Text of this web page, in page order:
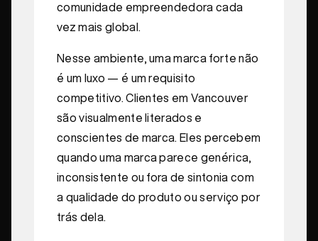
comunidade empreendedora cada
vez mais global.
Nesse ambiente, uma marca forte não
é um luxo — é um requisito
competitivo. Clientes em Vancouver
são visualmente literados e
conscientes de marca. Eles percebem
quando uma marca parece genérica,
inconsistente ou fora de sintonia com
a qualidade do produto ou serviço por
trás dela.